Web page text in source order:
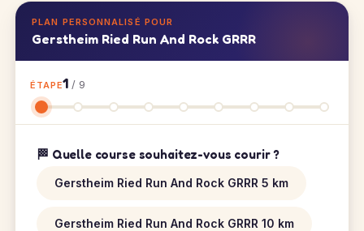
PLAN PERSONNALISÉ POUR
Gerstheim Ried Run And Rock GRRR
ÉTAPE1 / 9
🏁 Quelle course souhaitez-vous courir ?
Gerstheim Ried Run And Rock GRRR 5 km
Gerstheim Ried Run And Rock GRRR 10 km